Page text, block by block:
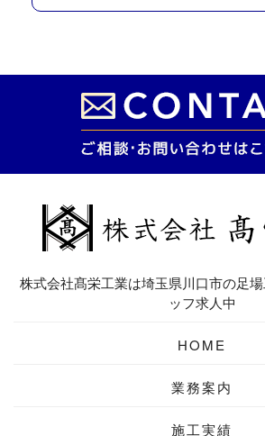
株式会社髙栄工業は埼玉県川口市の足
ッフ求人中
HOME
業務案内
施工実績